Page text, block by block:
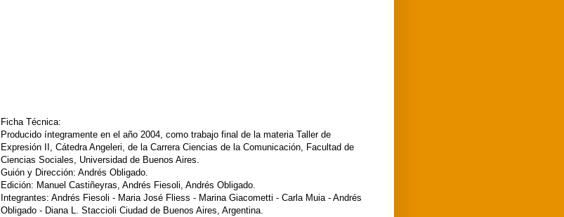
Ficha Técnica:
Producido íntegramente en el año 2004, como trabajo final de la materia Taller de
Expresión II, Cátedra Angeleri, de la Carrera Ciencias de la Comunicación, Facultad de
Ciencias Sociales, Universidad de Buenos Aires.
Guión y Dirección: Andrés Obligado.
Edición: Manuel Castiñeyras, Andrés Fiesoli, Andrés Obligado.
Integrantes: Andrés Fiesoli - Maria José Fliess - Marina Giacometti - Carla Muia - Andrés
Obligado - Diana L. Staccioli Ciudad de Buenos Aires, Argentina.